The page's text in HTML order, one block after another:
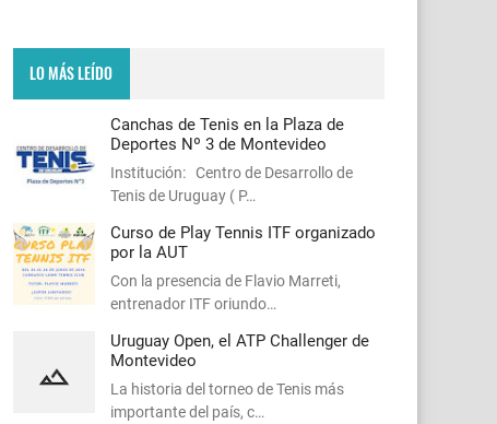
LO MÁS LEÍDO
Canchas de Tenis en la Plaza de
Deportes Nº 3 de Montevideo
Institución: Centro de Desarrollo de
Tenis de Uruguay ( P…
Curso de Play Tennis ITF organizado
por la AUT
Con la presencia de Flavio Marreti,
entrenador ITF oriundo…
Uruguay Open, el ATP Challenger de
Montevideo
La historia del torneo de Tenis más
importante del país, c…